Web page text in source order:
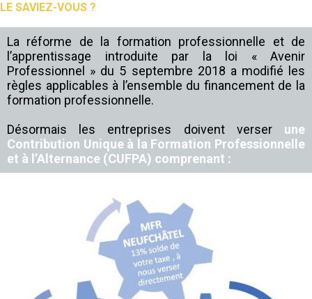
LE SAVIEZ-VOUS ?
La réforme de la formation professionnelle et de
l’apprentissage introduite par la loi « Avenir
Professionnel » du 5 septembre 2018 a modifié les
règles applicables à l’ensemble du financement de la
formation professionnelle.
Désormais les entreprises doivent verser
une
Contribution Unique à la Formation Professionnelle
et à l’Alternance (CUFPA) comprenant :